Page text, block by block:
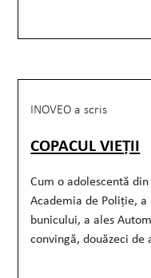
INOVEO a scris
COPACUL VIEȚII
Cum o adolescentă
Academia de Poliție,
bunicului, a ales
convingă, douăzeci de